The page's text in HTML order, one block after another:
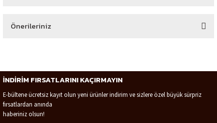
Önerileriniz
iletebilirsiniz.
Görüş ve önerileriniz için teşekkür ederiz.
Ürün resmi kalitesiz, bozuk veya görüntülenemiyor.
Ürün açıklamasında eksik bilgiler bulunuyor.
İNDİRİM FIRSATLARINI KAÇIRMAYIN
E-bültene ücretsiz kayıt olun yeni ürünler indirim ve sizlere özel büyük sürpriz
fırsatlardan anında
haberiniz olsun!